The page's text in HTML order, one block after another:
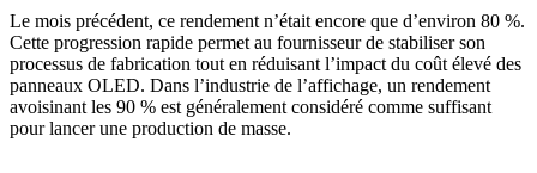
Le mois précédent, ce rendement n’était encore que d’environ 80 %.
Cette progression rapide permet au fournisseur de stabiliser son
processus de fabrication tout en réduisant l’impact du coût élevé des
panneaux OLED. Dans l’industrie de l’affichage, un rendement
avoisinant les 90 % est généralement considéré comme suffisant
pour lancer une production de masse.